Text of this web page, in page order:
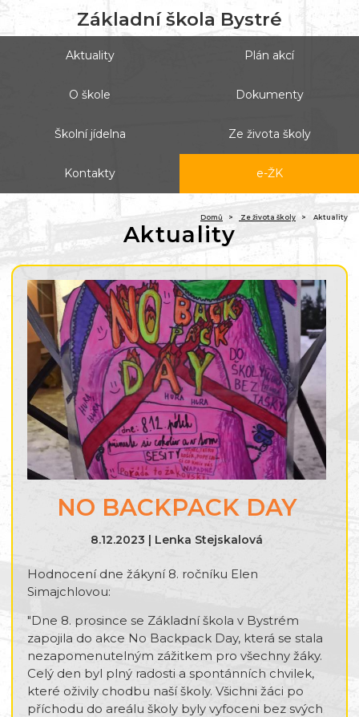
Základní škola Bystré
Aktuality Plán akcí
O škole Dokumenty
Školní jídelna Ze života školy
Kontakty e-ŽK
Domů Ze života školy Aktuality
Aktuality
NO BACKPACK DAY
8.12.2023 | Lenka Stejskalová
Hodnocení dne žákyní 8. ročníku Elen
Simajchlovou:
"Dne 8. prosince se Základní škola v Bystrém
zapojila do akce No Backpack Day, která se stala
nezapomenutelným zážitkem pro všechny žáky.
Celý den byl plný radosti a spontánních chvilek,
které oživily chodbu naší školy. Všichni žáci po
příchodu do areálu školy byly vyfoceni bez svých